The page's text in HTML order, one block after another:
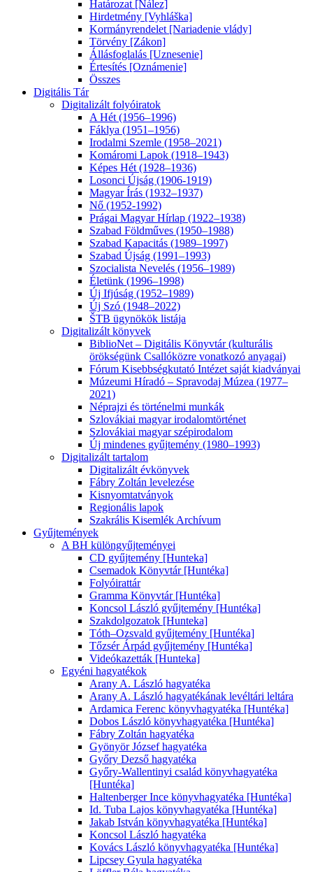
Határozat [Nález]
Hirdetmény [Vyhláška]
Kormányrendelet [Nariadenie vlády]
Törvény [Zákon]
Állásfoglalás [Uznesenie]
Értesítés [Oznámenie]
Összes
Digitális Tár
Digitalizált folyóiratok
A Hét (1956–1996)
Fáklya (1951–1956)
Irodalmi Szemle (1958–2021)
Komáromi Lapok (1918–1943)
Képes Hét (1928–1936)
Losonci Újság (1906-1919)
Magyar Írás (1932–1937)
Nő (1952-1992)
Prágai Magyar Hírlap (1922–1938)
Szabad Földműves (1950–1988)
Szabad Kapacitás (1989–1997)
Szabad Újság (1991–1993)
Szocialista Nevelés (1956–1989)
Életünk (1996–1998)
Új Ifjúság (1952–1989)
Új Szó (1948–2022)
ŠTB ügynökök listája
Digitalizált könyvek
BiblioNet – Digitális Könyvtár (kulturális
örökségünk Csallóközre vonatkozó anyagai)
Fórum Kisebbségkutató Intézet saját kiadványai
Múzeumi Híradó – Spravodaj Múzea (1977–
2021)
Néprajzi és történelmi munkák
Szlovákiai magyar irodalomtörténet
Szlovákiai magyar szépirodalom
Új mindenes gyűjtemény (1980–1993)
Digitalizált tartalom
Digitalizált évkönyvek
Fábry Zoltán levelezése
Kisnyomtatványok
Regionális lapok
Szakrális Kisemlék Archívum
Gyűjtemények
A BH különgyűjteményei
CD gyűjtemény [Hunteka]
Csemadok Könyvtár [Huntéka]
Folyóirattár
Gramma Könyvtár [Huntéka]
Koncsol László gyűjtemény [Huntéka]
Szakdolgozatok [Hunteka]
Tóth–Ozsvald gyűjtemény [Huntéka]
Tőzsér Árpád gyűjtemény [Huntéka]
Videókazetták [Hunteka]
Egyéni hagyatékok
Arany A. László hagyatéka
Arany A. László hagyatékának levéltári leltára
Ardamica Ferenc könyvhagyatéka [Huntéka]
Dobos László könyvhagyatéka [Huntéka]
Fábry Zoltán hagyatéka
Gyönyör József hagyatéka
Győry Dezső hagyatéka
Győry-Wallentinyi család könyvhagyatéka
[Huntéka]
Haltenberger Ince könyvhagyatéka [Huntéka]
Id. Tuba Lajos könyvhagyatéka [Huntéka]
Jakab István könyvhagyatéka [Huntéka]
Koncsol László hagyatéka
Kovács László könyvhagyatéka [Huntéka]
Lipcsey Gyula hagyatéka